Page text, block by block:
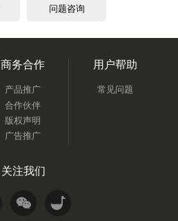
问题咨询
商务合作
产品推广
合作伙伴
版权声明
广告推广
用户帮助
常见问题
关注我们